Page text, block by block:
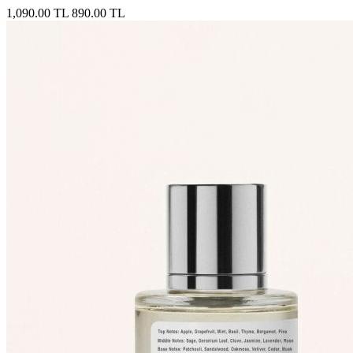
1,090.00 TL 890.00 TL